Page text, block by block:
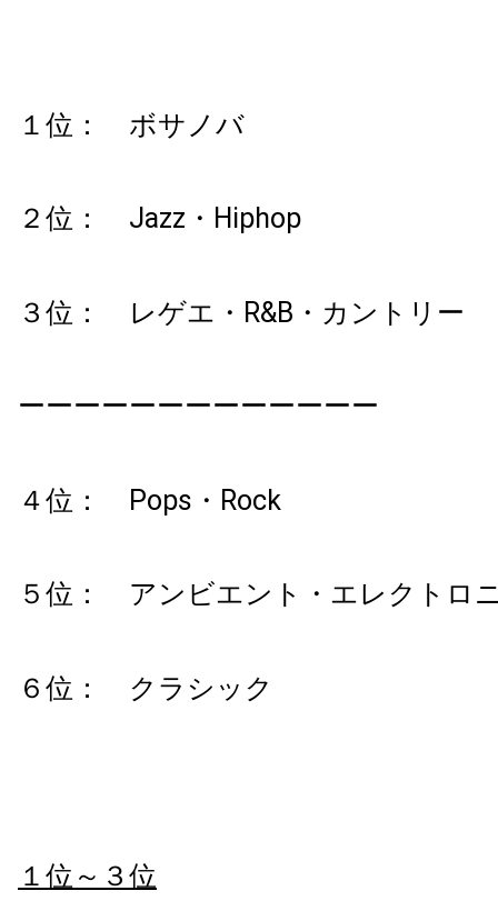
１位： ボサノバ
２位： Jazz・Hiphop
３位： レゲエ・R&B・カントリー
ーーーーーーーーーーーーー
４位： Pops・Rock
５位： アンビエント・エレクトロ
６位： クラシック
１位～３位